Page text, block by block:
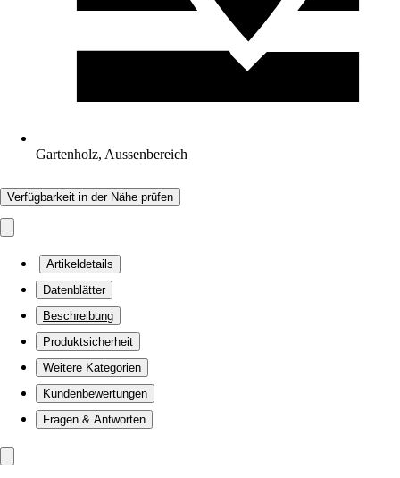
Gartenholz, Aussenbereich
Verfügbarkeit in der Nähe prüfen
Artikeldetails
Datenblätter
Beschreibung
Produktsicherheit
Weitere Kategorien
Kundenbewertungen
Fragen & Antworten